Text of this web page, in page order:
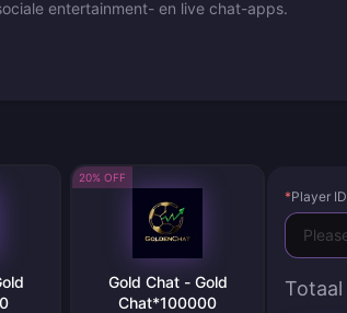
entertainment- en live chat-apps.
20% OFF
Gold Chat - Gold
Chat*100000
*Player ID
Totaal